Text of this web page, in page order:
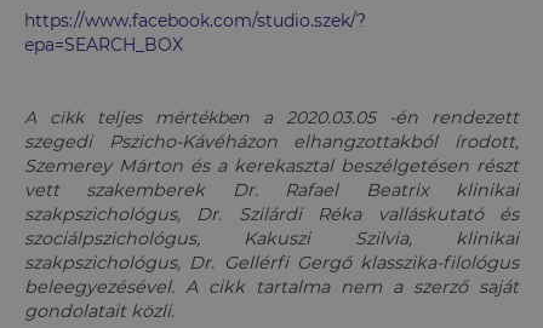
https://www.facebook.com/studio.szek/?
epa=SEARCH_BOX
A cikk teljes mértékben a 2020.03.05
-én rendezett
szegedi Pszicho-Kávéházon elhangzottakból írodott,
Szemerey Márton és a kerekasztal beszélgetésen részt
vett szakemberek Dr. Rafael Beatrix klinikai
szakpszichológus, Dr. Szilárdi Réka valláskutató és
szociálpszichológus, Kakuszi Szilvia, klinikai
szakpszichológus, Dr. Gellérfi Gergő klasszika-filológus
beleegyezésével. A cikk tartalma nem a szerző saját
gondolatait közli.